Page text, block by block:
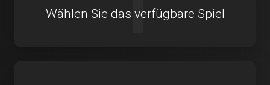
Wählen Sie das verfügbare Spiel